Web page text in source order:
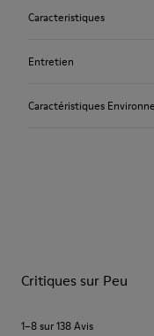
Caracteristiques
Multicolore
Entretien
des chaussures
Caractéristiques
Critiques sur Peu
1–8 sur 138 Avis